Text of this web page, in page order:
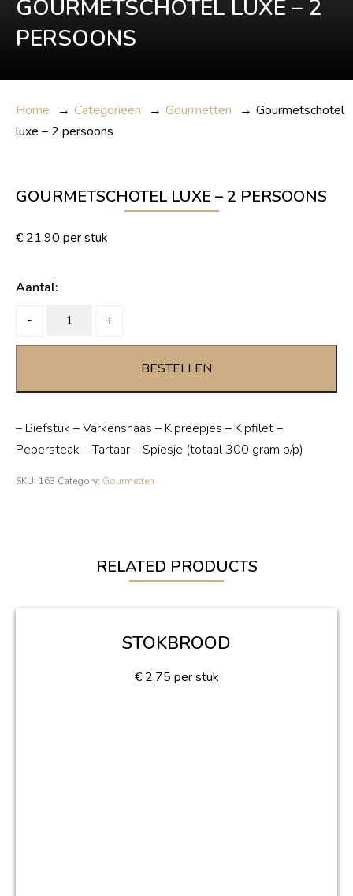
GOURMETSCHOTEL LUXE – 2
PERSOONS
Home → Categorieën → Gourmetten → Gourmetschotel
luxe – 2 persoons
GOURMETSCHOTEL LUXE – 2 PERSOONS
€ 21.90 per stuk
Aantal:
-
Gourmetschotel
quantity
+
BESTELLEN
– Biefstuk – Varkenshaas – Kipreepjes – Kipfilet –
Pepersteak – Tartaar – Spiesje (totaal 300 gram p/p)
SKU: 163 Category: Gourmetten
RELATED PRODUCTS
STOKBROOD
€ 2.75 per stuk